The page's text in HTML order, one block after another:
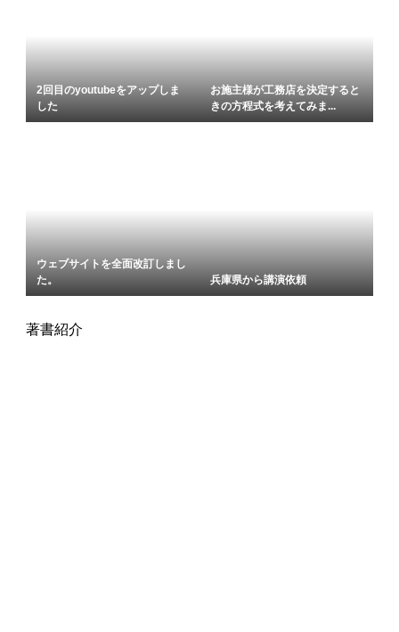
2回目のyoutubeをアップしま
した
お施主様が工務店を決定すると
きの方程式を考えてみま...
ウェブサイトを全面改訂しまし
た。
兵庫県から講演依頼
著書紹介